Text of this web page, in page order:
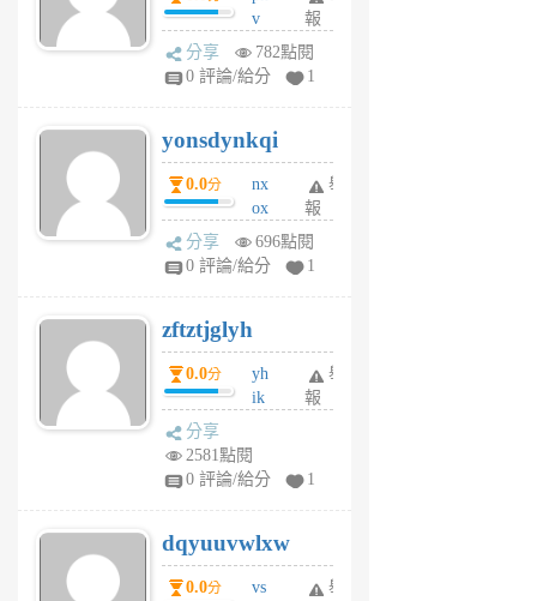
前
v
wt
sv
6
個
月
前
報
分享
782點閱
0 評論/給分
1
yonsdynkqi
0.0分
nx
ox
rh
pe
月
前
舉
報
分享
696點閱
0 評論/給分
1
zftztjglyh
0.0分
yh
ik
tu
6
個
月
舉
報
分享
2581點閱
0 評論/給分
1
dqyuuvwlxw
0.0分
vs
舉